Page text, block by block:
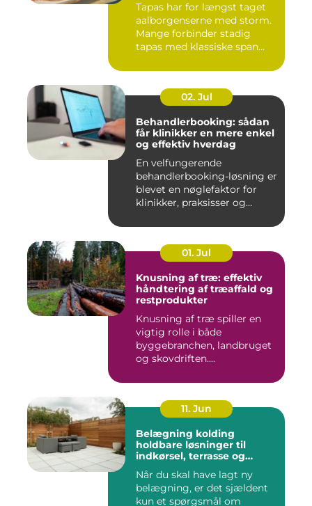
Tapas har for længst taget
aalborgenserne med storm.
Mange forbinder stadig
tapas med klassiske span...
02. Jul
Behandlerbooking: sådan
får klinikker en mere enkel
og effektiv hverdag
En velfungerende
behandlerbooking-løsning er
blevet en nøglefaktor for
klinikker, praksisser og
01. Jul
Knusning af træ: effektiv
håndtering af træaffald og
restprodukter
Knusning af træ spiller en
vigtig rolle i både
byggebranchen, landbruget
og skovdriften....
11. Jun
Belægning kolding
holdbare løsninger til
indkørsel, terrasse og
Når du skal have lagt ny
belægning, er det sjældent
kun et spørgsmål om